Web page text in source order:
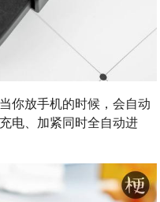
你放手机的时候，会自动
电、加紧同时全自动进